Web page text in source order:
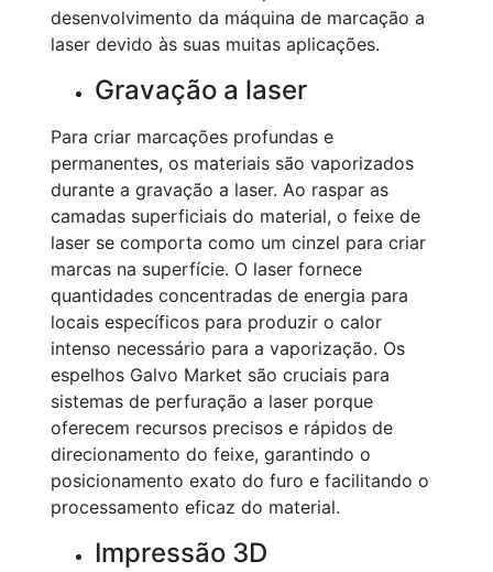
desenvolvimento da máquina de marcação a
laser devido às suas muitas aplicações.
Gravação a laser
Para criar marcações profundas e
permanentes, os materiais são vaporizados
durante a gravação a laser. Ao raspar as
camadas superficiais do material, o feixe de
laser se comporta como um cinzel para criar
marcas na superfície. O laser fornece
quantidades concentradas de energia para
locais específicos para produzir o calor
intenso necessário para a vaporização. Os
espelhos Galvo Market são cruciais para
sistemas de perfuração a laser porque
oferecem recursos precisos e rápidos de
direcionamento do feixe, garantindo o
posicionamento exato do furo e facilitando o
processamento eficaz do material.
Impressão 3D